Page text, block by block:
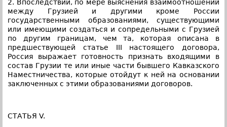
2. Впоследствии, по мере выяснения взаимоотношений
между Грузией и другими кроме России
государственными образованиями, существующими
или имеющими создаться и сопредельными с Грузией
по другим границам, чем та, которая описана в
предшествующей статье III настоящего договора,
Россия выражает готовность признать входящими в
состав Грузии те или иные части бывшего Кавказского
Наместничества, которые отойдут к ней на основании
заключенных с этими образованиями договоров.
СТАТЬЯ V.